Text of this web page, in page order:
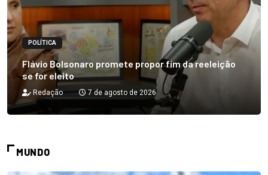
POLÍTICA
Flávio Bolsonaro promete propor fim da reeleição
se for eleito
Redação 7 de agosto de 2026
MUNDO